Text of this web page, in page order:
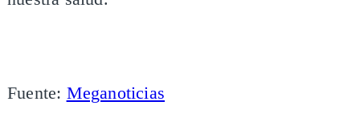
Fuente: Meganoticias